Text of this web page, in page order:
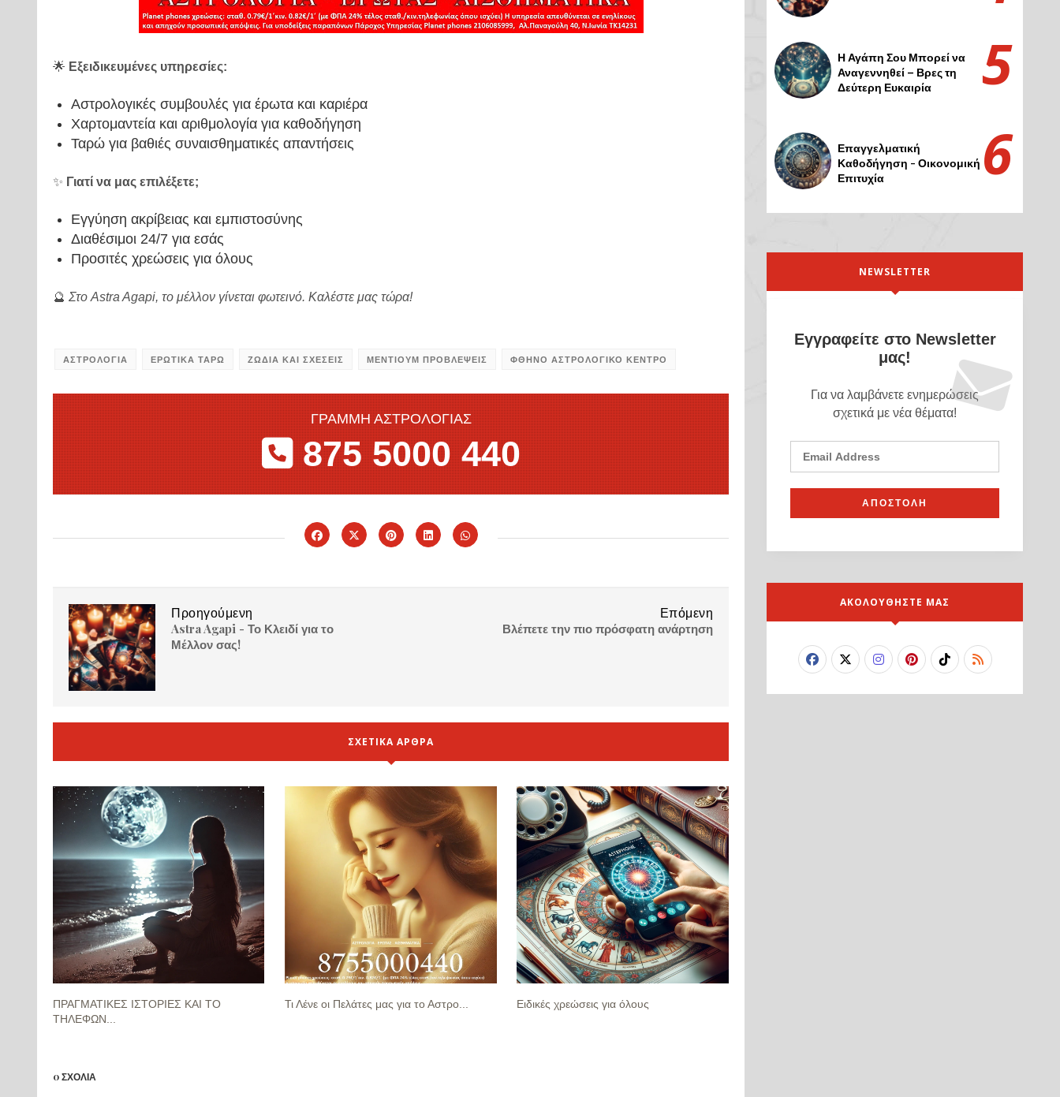
🌟 Εξειδικευμένες υπηρεσίες:
Αστρολογικές συμβουλές για έρωτα και καριέρα
Χαρτομαντεία και αριθμολογία για καθοδήγηση
Ταρώ για βαθιές συναισθηματικές απαντήσεις
✨ Γιατί να μας επιλέξετε;
Εγγύηση ακρίβειας και εμπιστοσύνης
Διαθέσιμοι 24/7 για εσάς
Προσιτές χρεώσεις για όλους
🔮 Στο Astra Agapi, το μέλλον γίνεται φωτεινό. Καλέστε μας τώρα!
ΑΣΤΡΟΛΟΓΙΑ ΕΡΩΤΙΚΑ ΤΑΡΩ ΖΩΔΙΑ ΚΑΙ ΣΧΕΣΕΙΣ ΜΕΝΤΙΟΥΜ ΠΡΟΒΛΕΨΕΙΣ ΦΘΗΝΟ ΑΣΤΡΟΛΟΓΙΚΟ ΚΕΝΤΡΟ
ΓΡΑΜΜΗ ΑΣΤΡΟΛΟΓΙΑΣ
875 5000 440
Επόμενη
Βλέπετε την πιο πρόσφατη ανάρτηση
Προηγούμενη
Astra Agapi - Το Κλειδί για το
Μέλλον σας!
ΣΧΕΤΙΚΑ ΑΡΘΡΑ
ΠΡΑΓΜΑΤΙΚΕΣ ΙΣΤΟΡΙΕΣ ΚΑΙ ΤΟ
ΤΗΛΕΦΩΝ...
Τι Λένε οι Πελάτες μας για το Αστρο... Ειδικές χρεώσεις για όλους
0 ΣΧΟΛΙΑ
Η Αγάπη Σου Μπορεί να
Αναγεννηθεί – Βρες τη
Δεύτερη Ευκαιρία
Επαγγελματική
Καθοδήγηση - Οικονομική
Επιτυχία
NEWSLETTER
Εγγραφείτε στο Newsletter
μας!
Για να λαμβάνετε ενημερώσεις
σχετικά με νέα θέματα!
ΑΚΟΛΟΥΘΗΣΤΕ ΜΑΣ